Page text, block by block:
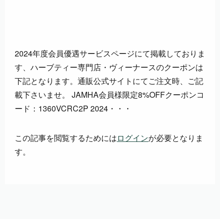
2024年度会員優遇サービスページにて掲載しておりま
す、ハーブティー専門店・ヴィーナースのクーポンは
下記となります。通販公式サイトにてご注文時、ご記
載下さいませ。 JAMHA会員様限定8%OFFクーポンコ
ード：1360VCRC2P 2024・・・
この記事を閲覧するためには ログインが必要となりま
す。